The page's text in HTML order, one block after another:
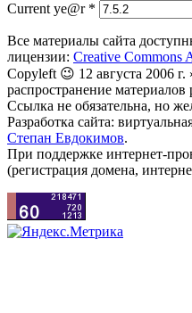
Current ye@r *
Все материалы сайта
лицензии: Creative Commons
Copyleft 😉 12 августа 2006
распространение
Ссылка не обязательна, но
Разработка сайта:
Степан Евдокимов.
При поддержке интернет-
(регистрация домена,